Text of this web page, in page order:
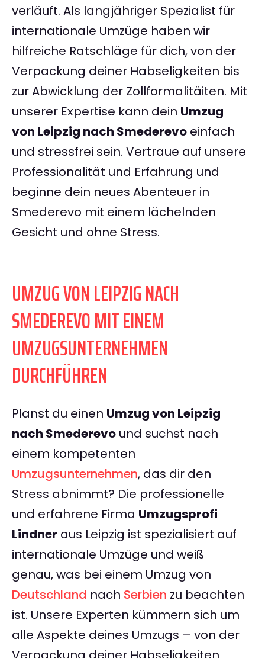
verläuft. Als langjähriger Spezialist für
internationale Umzüge haben wir
hilfreiche Ratschläge für dich, von der
Verpackung deiner Habseligkeiten bis
zur Abwicklung der Zollformalitäiten. Mit
unserer Expertise kann dein Umzug
von Leipzig nach Smederevo einfach
und stressfrei sein. Vertraue auf unsere
Professionalität und Erfahrung und
beginne dein neues Abenteuer in
Smederevo mit einem lächelnden
Gesicht und ohne Stress.
UMZUG VON LEIPZIG NACH
SMEDEREVO MIT EINEM
UMZUGSUNTERNEHMEN
DURCHFÜHREN
Planst du einen Umzug von Leipzig
nach Smederevo und suchst nach
einem kompetenten
Umzugsunternehmen, das dir den
Stress abnimmt? Die professionelle
und erfahrene Firma Umzugsprofi
Lindner aus Leipzig ist spezialisiert auf
internationale Umzüge und weiß
genau, was bei einem Umzug von
Deutschland nach Serbien zu beachten
ist. Unsere Experten kümmern sich um
alle Aspekte deines Umzugs – von der